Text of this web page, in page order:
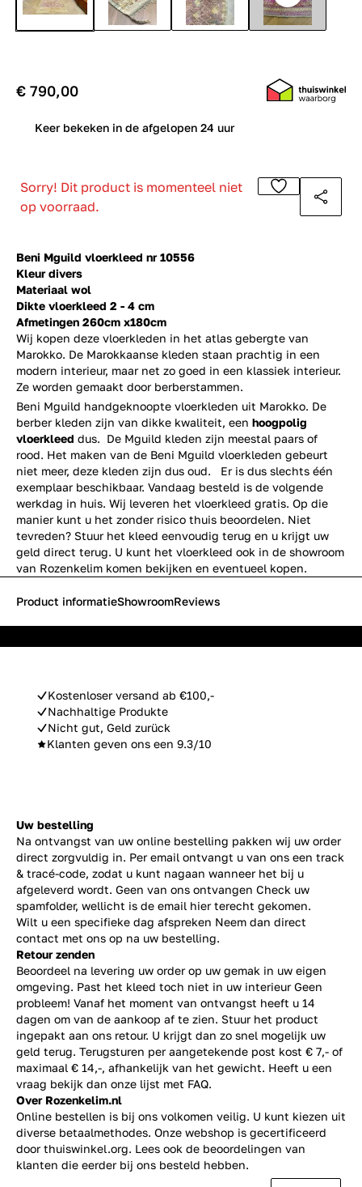
Beni Mguild vloerkleed nr 10556
Kleur divers
Materiaal wol
Dikte vloerkleed 2 - 4 cm
Afmetingen 260cm x180cm
Wij kopen deze vloerkleden in het atlas gebergte van
Marokko. De Marokkaanse kleden staan prachtig in een
modern interieur, maar net zo goed in een klassiek interieur.
Ze worden gemaakt door berberstammen.
€ 790,00
Keer bekeken in de afgelopen 24 uur
Sorry! Dit product is momenteel niet
op voorraad.
Beni Mguild handgeknoopte vloerkleden uit Marokko. De
berber kleden zijn van dikke kwaliteit, een hoogpolig
vloerkleed dus. De Mguild kleden zijn meestal paars of
rood. Het maken van de Beni Mguild vloerkleden gebeurt
niet meer, deze kleden zijn dus oud. Er is dus slechts één
exemplaar beschikbaar. Vandaag besteld is de volgende
werkdag in huis. Wij leveren het vloerkleed gratis. Op die
manier kunt u het zonder risico thuis beoordelen. Niet
tevreden? Stuur het kleed eenvoudig terug en u krijgt uw
geld direct terug. U kunt het vloerkleed ook in de showroom
van Rozenkelim komen bekijken en eventueel kopen.
Kostenloser versand ab €100,-
Nachhaltige Produkte
Nicht gut, Geld zurück
Klanten geven ons een 9.3/10
Product informatieShowroomReviews
Uw bestelling
Na ontvangst van uw online bestelling pakken wij uw order
direct zorgvuldig in. Per email ontvangt u van ons een track
& tracé-code, zodat u kunt nagaan wanneer het bij u
afgeleverd wordt. Geen van ons ontvangen Check uw
spamfolder, wellicht is de email hier terecht gekomen.
Wilt u een specifieke dag afspreken Neem dan direct
contact met ons op na uw bestelling.
Retour zenden
Beoordeel na levering uw order op uw gemak in uw eigen
omgeving. Past het kleed toch niet in uw interieur Geen
probleem! Vanaf het moment van ontvangst heeft u 14
dagen om van de aankoop af te zien. Stuur het product
ingepakt aan ons retour. U krijgt dan zo snel mogelijk uw
geld terug. Terugsturen per aangetekende post kost € 7,- of
maximaal € 14,-, afhankelijk van het gewicht. Heeft u een
vraag bekijk dan onze lijst met FAQ.
Over Rozenkelim.nl
Online bestellen is bij ons volkomen veilig. U kunt kiezen uit
diverse betaalmethodes. Onze webshop is gecertificeerd
door thuiswinkel.org. Lees ook de beoordelingen van
klanten die eerder bij ons besteld hebben.